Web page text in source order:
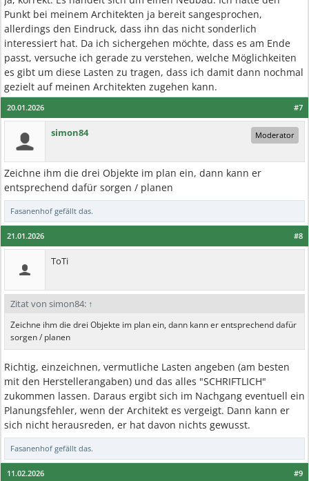
Punkt bei meinem Architekten ja bereit sangesprochen,
allerdings den Eindruck, dass ihn das nicht sonderlich
interessiert hat. Da ich sichergehen möchte, dass es am Ende
passt, versuche ich gerade zu verstehen, welche Möglichkeiten
es gibt um diese Lasten zu tragen, dass ich damit dann nochmal
gezielt auf meinen Architekten zugehen kann.
#7
20.01.2026
simon84 Moderator
Zeichne ihm die drei Objekte im plan ein, dann kann er
entsprechend dafür sorgen / planen
Fasanenhof gefällt das.
#8
21.01.2026
ToTi
Zitat von simon84: ↑
Zeichne ihm die drei Objekte im plan ein, dann kann er entsprechend dafür
sorgen / planen
Richtig, einzeichnen, vermutliche Lasten angeben (am besten
mit den Herstellerangaben) und das alles "SCHRIFTLICH"
zukommen lassen. Daraus ergibt sich im Nachgang eventuell ein
Planungsfehler, wenn der Architekt es vergeigt. Dann kann er
sich nicht herausreden, er hat davon nichts gewusst.
Fasanenhof gefällt das.
#9
11.02.2026